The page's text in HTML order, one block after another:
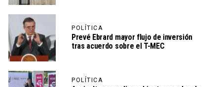
POLÍTICA
Prevé Ebrard mayor flujo de inversión
tras acuerdo sobre el T-MEC
POLÍTICA